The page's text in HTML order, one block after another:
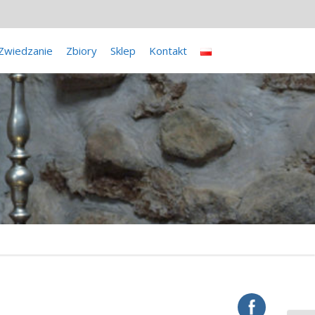
Zbiory Sklep Kontakt